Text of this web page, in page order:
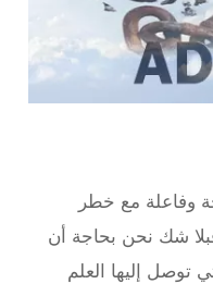
وفاعلة مع خطر
فبلا شك نحن بحاجة أن
توصل إليها العلم